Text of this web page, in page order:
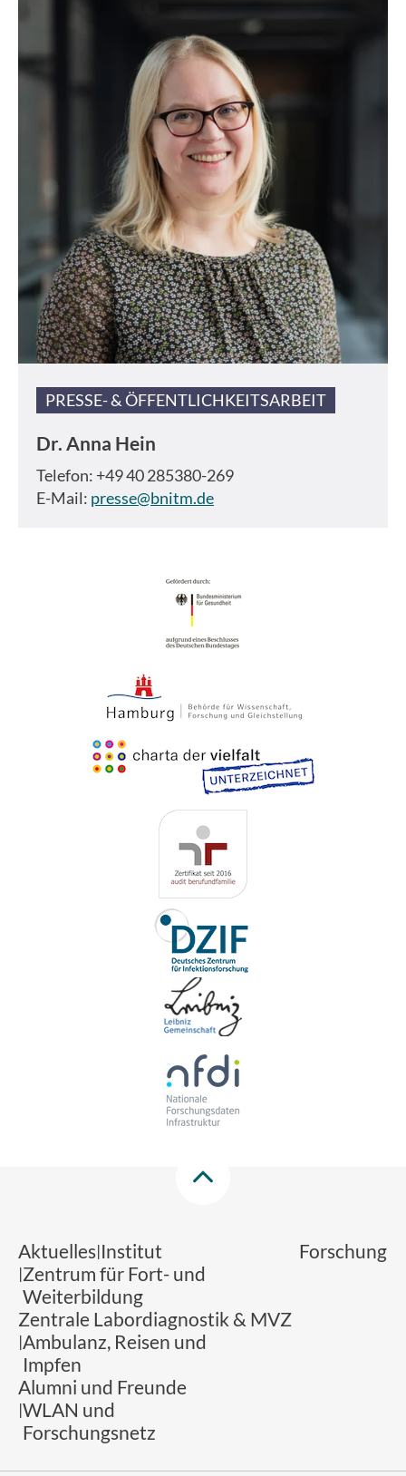
PRESSE- & ÖFFENTLICHKEITSARBEIT
Dr. Anna Hein
Telefon: +49 40 285380-269
E-Mail: presse@bnitm.de
Aktuelles Institut
Forschung
Zentrum für Fort- und
Weiterbildung
Zentrale Labordiagnostik & MVZ
Ambulanz, Reisen und
Impfen
Alumni und Freunde
WLAN und
Forschungsnetz